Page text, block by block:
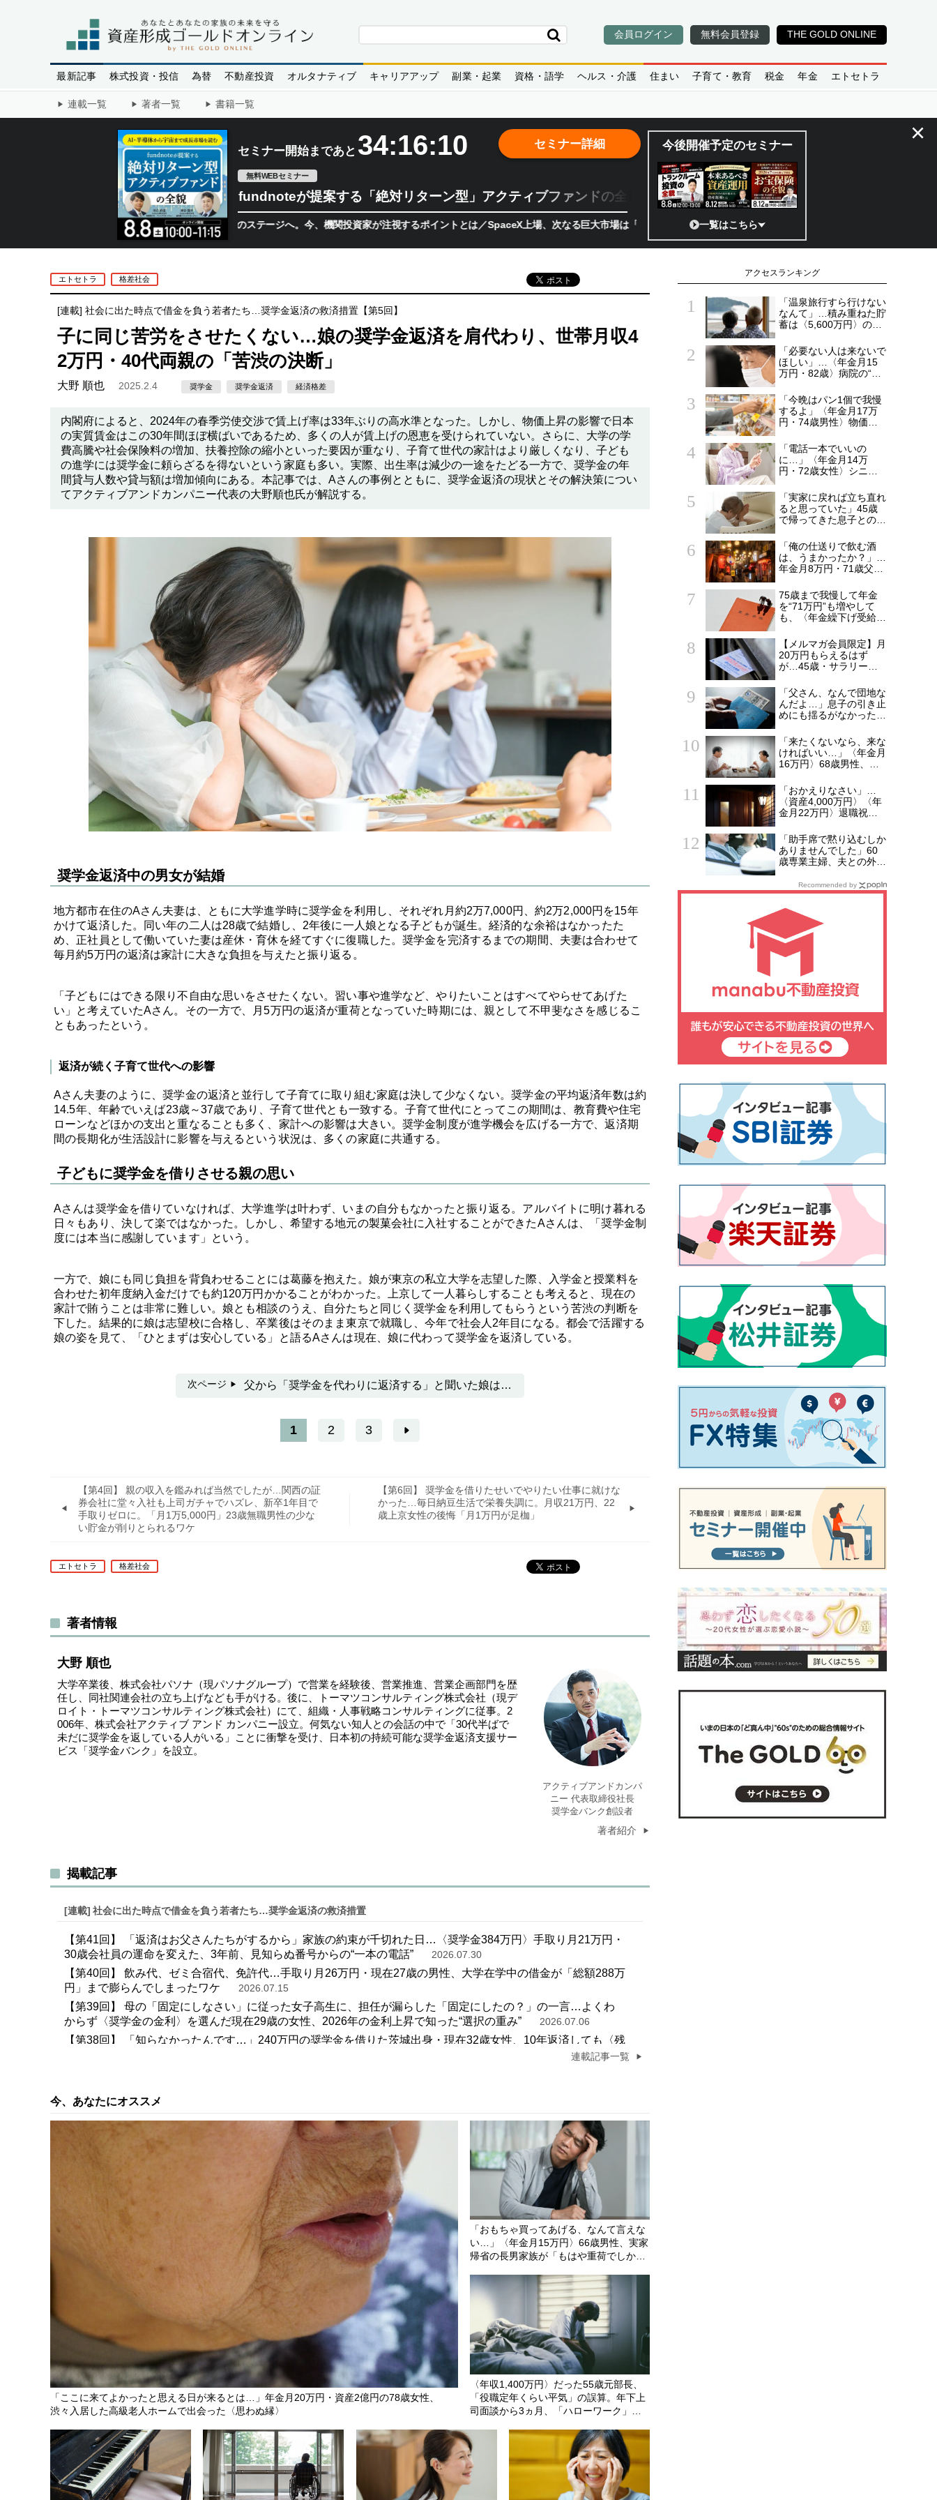
会員ログイン 無料会員登録 THE GOLD ONLINE
最新記事 株式投資・投信 為替 不動産投資 オルタナティブ キャリアアップ 副業・起業 資格・語学 ヘルス・介護 住まい 子育て・教育 税金 年金 エトセトラ
連載一覧 著者一覧 書籍一覧
セミナー開始まであと 34:16:09
無料WEBセミナー
fundnoteが提案する「絶対リターン型」アクティブファンドの全貌
半導体相場は次のステージへ。今、機関投資家が注視するポイントとは／SpaceX上場、次なる巨大市場は「宇宙!?」 日本の宇宙ベンチャーのココがスゴイ！／補助金から実需へ、知られ
セミナー詳細 今後開催予定のセミナー
一覧はこちら
×
エトセトラ 格差社会
[連載] 社会に出た時点で借金を負う若者たち…奨学金返済の救済措置【第5回】
子に同じ苦労をさせたくない…娘の奨学金返済を肩代わり、世帯月収4
2万円・40代両親の「苦渋の決断」
大野 順也 2025.2.4 奨学金 奨学金返済 経済格差
内閣府によると、2024年の春季労使交渉で賃上げ率は33年ぶりの高水準となった。しかし、物価上昇の影響で日本
の実質賃金はこの30年間ほぼ横ばいであるため、多くの人が賃上げの恩恵を受けられていない。さらに、大学の学
費高騰や社会保険料の増加、扶養控除の縮小といった要因が重なり、子育て世代の家計はより厳しくなり、子ども
の進学には奨学金に頼らざるを得ないという家庭も多い。実際、出生率は減少の一途をたどる一方で、奨学金の年
間貸与人数や貸与額は増加傾向にある。本記事では、Aさんの事例とともに、奨学金返済の現状とその解決策につい
てアクティブアンドカンパニー代表の大野順也氏が解説する。
奨学金返済中の男女が結婚
地方都市在住のAさん夫妻は、ともに大学進学時に奨学金を利用し、それぞれ月約2万7,000円、約2万2,000円を15年
かけて返済した。同い年の二人は28歳で結婚し、2年後に一人娘となる子どもが誕生。経済的な余裕はなかったた
め、正社員として働いていた妻は産休・育休を経てすぐに復職した。奨学金を完済するまでの期間、夫妻は合わせて
毎月約5万円の返済は家計に大きな負担を与えたと振り返る。
「子どもにはできる限り不自由な思いをさせたくない。習い事や進学など、やりたいことはすべてやらせてあげた
い」と考えていたAさん。その一方で、月5万円の返済が重荷となっていた時期には、親として不甲斐なさを感じるこ
ともあったという。
返済が続く子育て世代への影響
Aさん夫妻のように、奨学金の返済と並行して子育てに取り組む家庭は決して少なくない。奨学金の平均返済年数は約
14.5年、年齢でいえば23歳～37歳であり、子育て世代とも一致する。子育て世代にとってこの期間は、教育費や住宅
ローンなどほかの支出と重なることも多く、家計への影響は大きい。奨学金制度が進学機会を広げる一方で、返済期
間の長期化が生活設計に影響を与えるという状況は、多くの家庭に共通する。
子どもに奨学金を借りさせる親の思い
Aさんは奨学金を借りていなければ、大学進学は叶わず、いまの自分もなかったと振り返る。アルバイトに明け暮れる
日々もあり、決して楽ではなかった。しかし、希望する地元の製菓会社に入社することができたAさんは、「奨学金制
度には本当に感謝しています」という。
一方で、娘にも同じ負担を背負わせることには葛藤を抱えた。娘が東京の私立大学を志望した際、入学金と授業料を
合わせた初年度納入金だけでも約120万円かかることがわかった。上京して一人暮らしすることも考えると、現在の
家計で賄うことは非常に難しい。娘とも相談のうえ、自分たちと同じく奨学金を利用してもらうという苦渋の判断を
下した。結果的に娘は志望校に合格し、卒業後はそのまま東京で就職し、今年で社会人2年目になる。都会で活躍する
娘の姿を見て、「ひとまずは安心している」と語るAさんは現在、娘に代わって奨学金を返済している。
次ページ 父から「奨学金を代わりに返済する」と聞いた娘は…
1 2 3
【第4回】 親の収入を鑑みれば当然でしたが…関西の証
券会社に堂々入社も上司ガチャでハズレ、新卒1年目で
手取りゼロに。「月1万5,000円」23歳無職男性の少な
い貯金が削りとられるワケ
【第6回】 奨学金を借りたせいでやりたい仕事に就けな
かった…毎日納豆生活で栄養失調に。月収21万円、22
歳上京女性の後悔「月1万円が足枷」
エトセトラ 格差社会
著者情報
大野 順也
大学卒業後、株式会社パソナ（現パソナグループ）で営業を経験後、営業推進、営業企画部門を歴
任し、同社関連会社の立ち上げなども手がける。後に、トーマツコンサルティング株式会社（現デ
ロイト・トーマツコンサルティング株式会社）にて、組織・人事戦略コンサルティングに従事。2
006年、株式会社アクティブ アンド カンパニー設立。何気ない知人との会話の中で「30代半ばで
未だに奨学金を返している人がいる」ことに衝撃を受け、日本初の持続可能な奨学金返済支援サー
ビス「奨学金バンク」を設立。
アクティブアンドカンパ
ニー 代表取締役社長
奨学金バンク創設者
著者紹介
揭載記事
[連載] 社会に出た時点で借金を負う若者たち…奨学金返済の救済措置
【第41回】 「返済はお父さんたちがするから」家族の約束が千切れた日…〈奨学金384万円〉手取り月21万円・
30歳会社員の運命を変えた、3年前、見知らぬ番号からの“一本の電話”
2026.07.30
【第40回】 飲み代、ゼミ合宿代、免許代…手取り月26万円・現在27歳の男性、大学在学中の借金が「総額288万
円」まで膨らんでしまったワケ
2026.07.15
【第39回】 母の「固定にしなさい」に従った女子高生に、担任が漏らした「固定にしたの？」の一言…よくわ
からず〈奨学金の金利〉を選んだ現在29歳の女性、2026年の金利上昇で知った“選択の重み”
2026.07.06
【第38回】 「知らなかったんです…」240万円の奨学金を借りた茨城出身・現在32歳女性、10年返済しても〈残
連載記事一覧
今、あなたにオススメ
「ここに来てよかったと思える日が来るとは…」年金月20万円・資産2億円の78歳女性、
渋々入居した高級老人ホームで出会った〈思わぬ縁〉
「おもちゃ買ってあげる、なんて言えな
い…」〈年金月15万円〉66歳男性、実家
帰省の長男家族が「もはや重荷でしかな
〈年収1,400万円〉だった55歳元部長、
「役職定年くらい平気」の誤算。年下上
司面談から3ヵ月、「ハローワーク」で
アクセスランキング
「温泉旅行すら行けない
なんて」…積み重ねた貯
蓄は〈5,600万円〉の68
を貯めたはずが「馬鹿だ
った」肩を落とす理由
「必要ない人は来ないで
ほしい」…〈年金月15
万円・82歳〉病院の“常
られた20代会社員の本
音。それでも通い続ける
理由
「今晩はパン1個で我慢
するよ」〈年金月17万
円・74歳男性〉物価高
食卓”
「電話一本でいいの
に…」〈年金月14万
円・72歳女性〉シニア
家族からの連絡
「実家に戻れば立ち直れ
ると思っていた」45歳
で帰ってきた息子との同
万円・75歳母〉が漏ら
した本音
「俺の仕送りで飲む酒
は、うまかったか？」…
年金月8万円・71歳父を
助〉が途絶えた夜
75歳まで我慢して年金
を“71万円”も増やして
も、〈年金繰下げ受給〉
偶者が年下の人」「定年
後も働く人」「特別な年
金を受け取れる人」
【CFPが解説】
【メルマガ会員限定】月
20万円もらえるはず
が…45歳・サラリーマ
抱いた違和感。「年金ル
ール」知らずにそのまま
20年…65歳で受け取る
ことになる年金額に唖然
「父さん、なんで団地な
んだよ…」息子の引き止
めにも揺るがなかった
男性〉の決意
「来たくないなら、来な
ければいい…」〈年金月
16万円〉68歳男性、家
ずが、夫婦2人寂しく食
卓を囲むワケ
「おかえりなさい」…
〈資産4,000万円〉〈年
金月22万円〉退職祝い
行」から帰国した65歳
夫婦。余韻を吹き飛ばし
た“破綻の影”
「助手席で黙り込むしか
ありませんでした」60
歳専業主婦、夫との外出
和感”Recommended by